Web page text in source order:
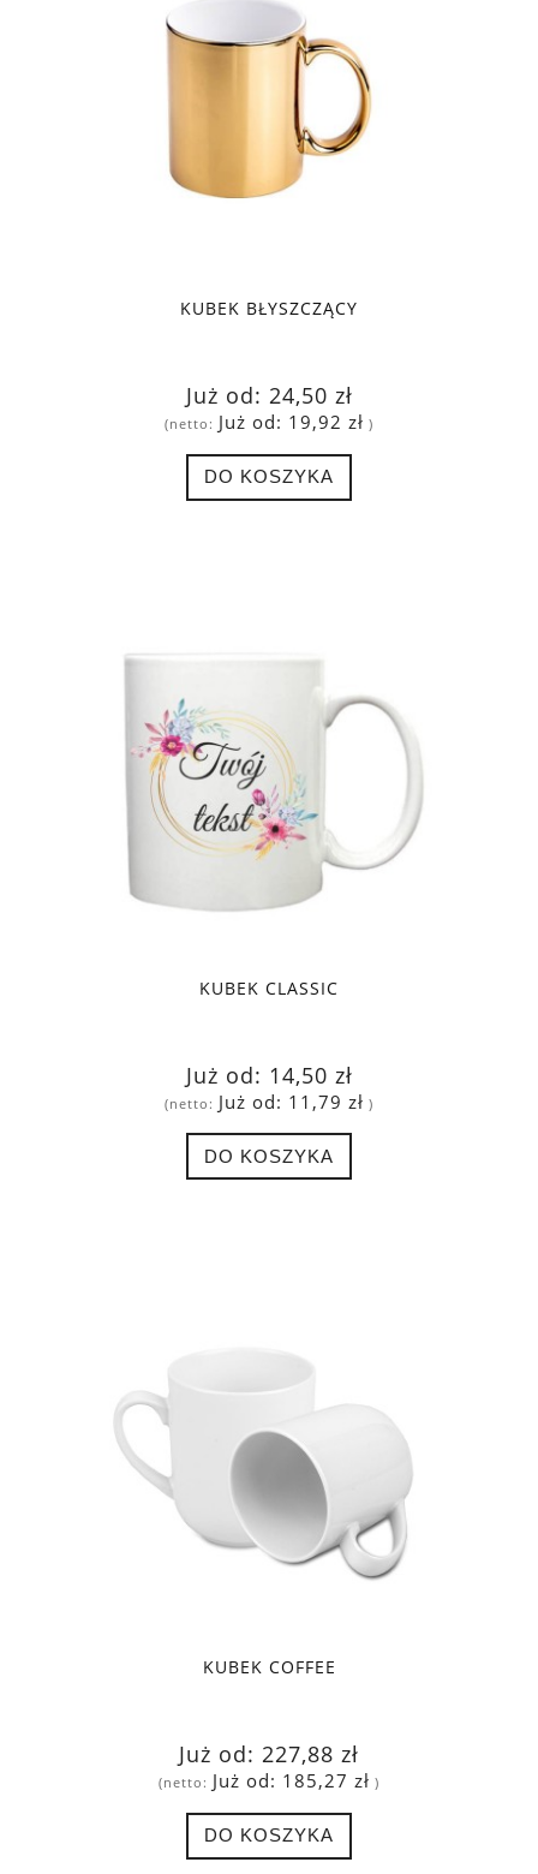
KUBEK BŁYSZCZĄCY
Już od: 24,50 zł
(netto: Już od: 19,92 zł )
DO KOSZYKA
KUBEK CLASSIC
Już od: 14,50 zł
(netto: Już od: 11,79 zł )
DO KOSZYKA
KUBEK COFFEE
Już od: 227,88 zł
(netto: Już od: 185,27 zł )
DO KOSZYKA